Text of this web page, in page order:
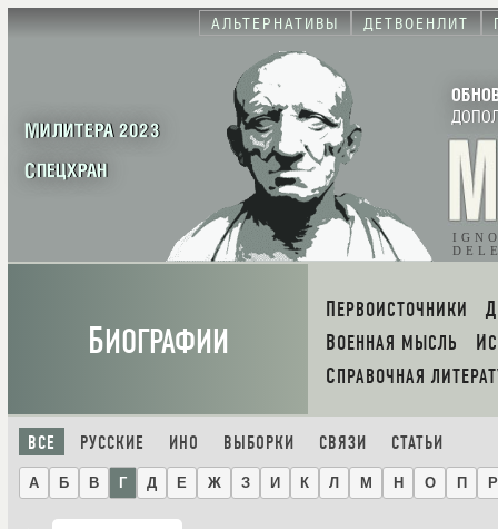
АЛЬТЕРНАТИВЫ ДЕТВОЕНЛИТ
МИЛИТЕРА 2023
СПЕЦХРАН
БИОГРАФИИ
ПЕРВОИСТОЧНИКИ
ВОЕННАЯ МЫСЛЬ
СПРАВОЧНАЯ
ВСЕ РУССКИЕ ИНО ВЫБОРКИ СВЯЗИ СТАТЬИ
А Б В Г Д Е Ж З И К Л М Н О П Р